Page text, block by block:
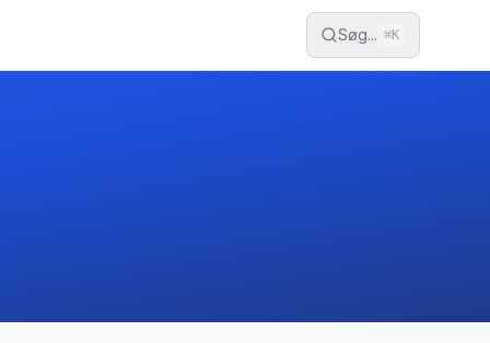
Søg... ⌘K